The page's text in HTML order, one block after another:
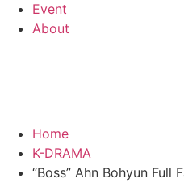
Event
About
Home
K-DRAMA
“Boss” Ahn Bohyun Full